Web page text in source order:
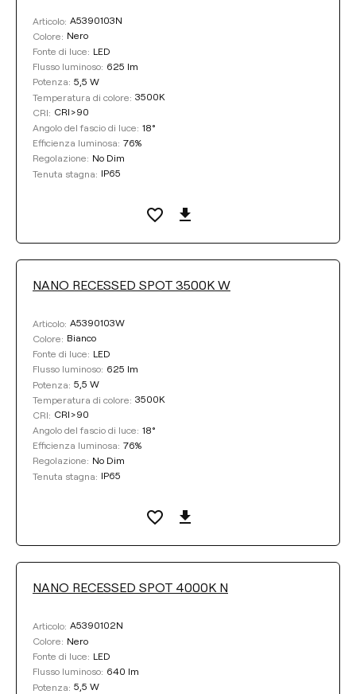
Articolo: A5390103N
Colore: Nero
Fonte di luce: LED
Flusso luminoso: 625 lm
Potenza: 5,5 W
Temperatura di colore: 3500K
CRI: CRI>90
Angolo del fascio di luce: 18°
Efficienza luminosa: 76%
Regolazione: No Dim
Tenuta stagna: IP65
NANO RECESSED SPOT 3500K W
Articolo: A5390103W
Colore: Bianco
Fonte di luce: LED
Flusso luminoso: 625 lm
Potenza: 5,5 W
Temperatura di colore: 3500K
CRI: CRI>90
Angolo del fascio di luce: 18°
Efficienza luminosa: 76%
Regolazione: No Dim
Tenuta stagna: IP65
NANO RECESSED SPOT 4000K N
Articolo: A5390102N
Colore: Nero
Fonte di luce: LED
Flusso luminoso: 640 lm
Potenza: 5,5 W